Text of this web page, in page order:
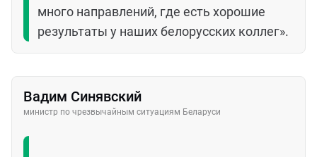
много направлений, где есть хорошие
результаты у наших белорусских коллег».
Вадим Синявский
министр по чрезвычайным ситуациям Беларуси